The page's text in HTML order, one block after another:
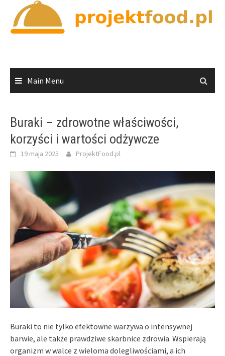
content
Main Menu
Buraki – zdrowotne właściwości,
korzyści i wartości odżywcze
19 maja 2025 ProjektFood.pl
Buraki to nie tylko efektowne warzywa o intensywnej
barwie, ale także prawdziwe skarbnice zdrowia. Wspierają
organizm w walce z wieloma dolegliwościami, a ich